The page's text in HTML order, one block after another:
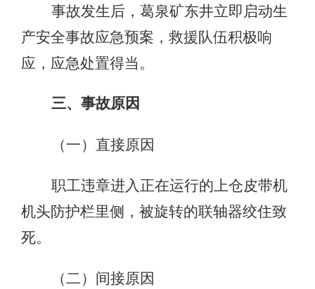
事故发生后，葛泉矿东井立即启动生
产安全事故应急预案，救援队伍积极响
应，应急处置得当。
三、事故原因
（一）直接原因
职工违章进入正在运行的上仓皮带机
机头防护栏里侧，被旋转的联轴器绞住致
死。
（二）间接原因